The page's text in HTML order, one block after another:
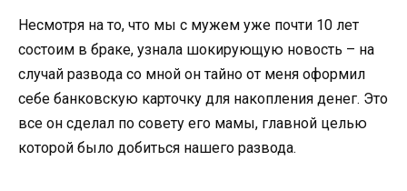
Несмотря на то, что мы с мужем уже почти 10 лет
состоим в браке, узнала шокирующую новость – на
случай развода со мной он тайно от меня оформил
себе банковскую карточку для накопления денег. Это
все он сделал по совету его мамы, главной целью
которой было добиться нашего развода.